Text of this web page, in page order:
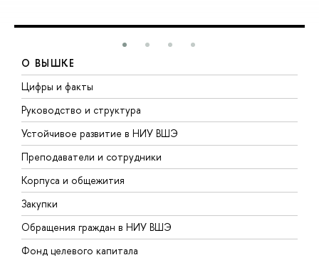
О ВЫШКЕ
Цифры и факты
Руководство и структура
Устойчивое развитие в НИУ ВШЭ
Преподаватели и сотрудники
Корпуса и общежития
Закупки
Обращения граждан в НИУ ВШЭ
Фонд целевого капитала